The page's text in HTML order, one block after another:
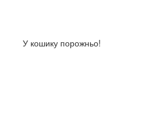
У кошику порожньо!